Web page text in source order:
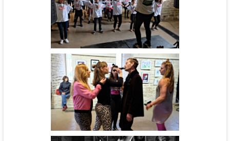
Carte Blanche - cie BurnOut
Hydre - CCNR
Répétition du flashmob